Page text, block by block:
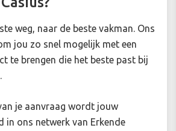
weg, naar de beste vakman. Ons
jou zo snel mogelijk met een
te brengen die het beste past bij
je aanvraag wordt jouw
in ons netwerk van Erkende